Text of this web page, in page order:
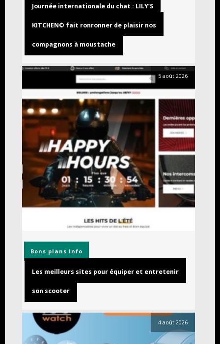
Journée internationale du chat : LILY’S
KITCHEN© fait ronronner de plaisir nos
compagnons à moustache
5 août 2026
Bons plans Info
Les meilleurs sites pour équiper et entretenir
son scooter
4 août 2026